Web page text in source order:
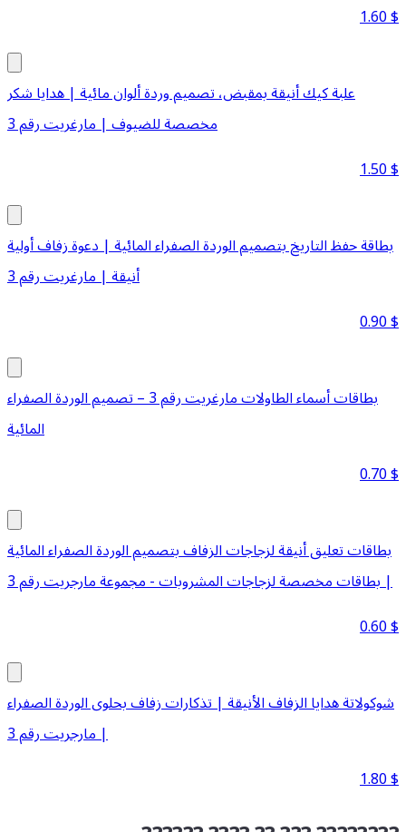
1.60$
علبة كيك أنيقة بمقبض، تصميم وردة ألوان مائية | هدايا شكر
مخصصة للضيوف | مارغريت رقم 3
1.50$
بطاقة حفظ التاريخ بتصميم الوردة الصفراء المائية | دعوة زفاف أولية
أنيقة | مارغريت رقم 3
0.90$
بطاقات أسماء الطاولات مارغريت رقم 3 – تصميم الوردة الصفراء
المائية
0.70$
بطاقات تعليق أنيقة لزجاجات الزفاف بتصميم الوردة الصفراء المائية
| بطاقات مخصصة لزجاجات المشروبات - مجموعة مارجريت رقم 3
0.60$
شوكولاتة هدايا الزفاف الأنيقة | تذكارات زفاف بحلوى الوردة الصفراء
| مارجريت رقم 3
1.80$